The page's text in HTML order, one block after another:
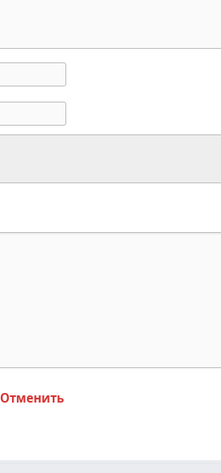
Отменить